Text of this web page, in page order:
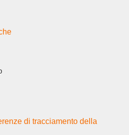
di tracciamento della